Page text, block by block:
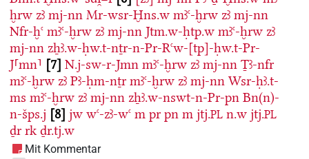
ḫrw zꜣ mj-nn Mr-wsr-Ḫns.w mꜣꜥ-ḫrw zꜣ mj-nn
Nfr-ḫꜥ mꜣꜥ-ḫrw zꜣ mj-nn Jtm.w-ḥtp.w mꜣꜥ-ḫrw zꜣ
mj-nn zẖꜣ.w-ḥw.t-nṯr-n-Pr-Rꜥw-[tp]-ḥw.t-Pr-
J⸢mn⸣
7 N.j-sw-r-Jmn mꜣꜥ-ḫrw zꜣ mj-nn Ṯꜣ-nfr
mꜣꜥ-ḫrw zꜣ Pꜣ-ḥm-nṯr mꜣꜥ-ḫrw zꜣ mj-nn Wsr-ḥꜣ.t-
ms mꜣꜥ-ḫrw zꜣ mj-nn zẖꜣ.w-nswt-n-Pr-pn Bn(n)-
n-šps.j 8 jw wꜥ-zꜣ-wꜥ m pr pn m jtj.PL n.w jtj.PL
ḏr rk ḏr.tj.w
Mit Kommentar